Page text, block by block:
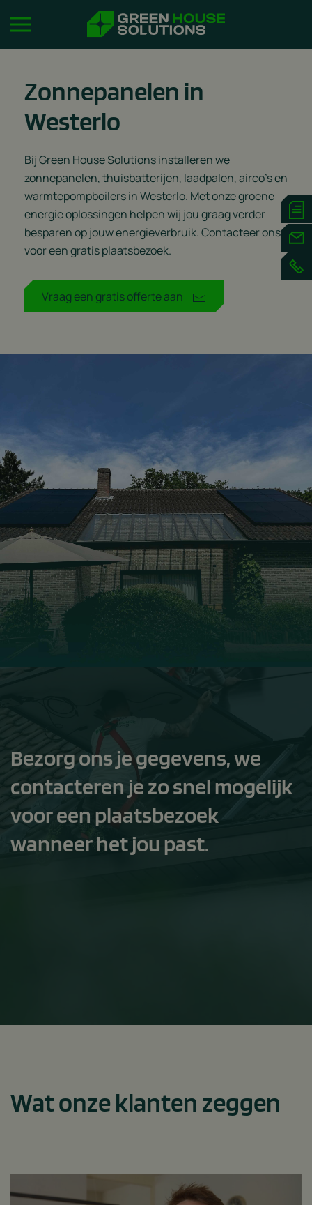
Zonnepanelen in
Westerlo
Bij Green House Solutions installeren we
zonnepanelen, thuisbatterijen, laadpalen, airco’s en
warmtepompboilers in Westerlo. Met onze groene
energie oplossingen helpen wij jou graag verder
besparen op jouw energieverbruik. Contacteer ons
voor een gratis plaatsbezoek.
Vraag een gratis offerte aan
Bezorg ons je gegevens, we
contacteren je zo snel mogelijk
voor een plaatsbezoek
wanneer het jou past.
Wat onze klanten zeggen